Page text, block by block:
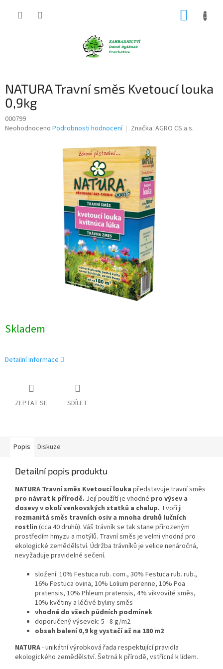
NATURA Travní směs Kvetoucí louka
0,9kg
000799
Průměrné
Neohodnoceno Podrobnosti hodnocení Značka: AGRO CS a.s.
Skladem
Detailní informace
ZEPTAT SE SDÍLET
Popis Diskuze
Detailní popis produktu
NATURA Travní směs Kvetoucí louka představuje travní směs
pro návrat k přírodě. Její použítí je vhodné pro výsev a
dosevy v okolí venkovských statků a chalup. Tvoří ji
rozmanitá směs travních osiv a mnoha druhů lučních
rostlin (cca 40 druhů). Váš trávník se tak stane přirozeným
prostředím hmyzu a motýlů. Travní směs je velmi vhodná pro
ekologické zemědělství. Údržba trávníků je velice nenáročná,
nevyžaduje pravidelné sečení.
složení: 10% Festuca rub. com., 30% Festuca rub. rub.,
16% Festuca ovina, 10% Lolium perenne, 10% Poa
pratensis, 10% Phleum pratensis, 4% vikvovité směs,
10% květiny a léčivé byliny směs
vhodná do všech půdních podmínek
doporučený výsevek: 5 - 8 g/m2
obsah balení 0,9 kg vystačí až na 180 m2
NATURA- unikátní výrobková řada respektující pravidla
ekologického zemědělství. Šetrná k přírodě, vstřícná k lidem.